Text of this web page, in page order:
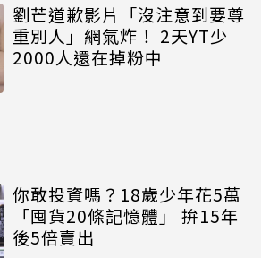
劉芒道歉影片「沒注意到要尊
重別人」網氣炸！ 2天YT少
2000人還在掉粉中
你敢投資嗎？18歲少年花5萬
「囤貨20條記憶體」 拚15年
後5倍賣出